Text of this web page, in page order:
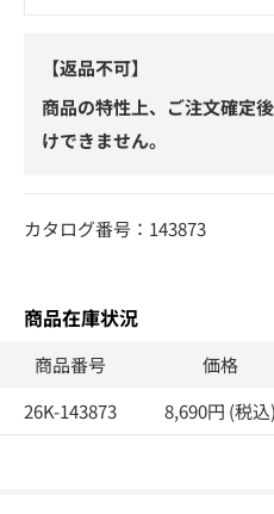
【返品不可】
商品の特性上、ご注文確定
けできません。
カタログ番号：143873
商品在庫状況
商品番号 価格
26K-143873
8,690円 (税込)